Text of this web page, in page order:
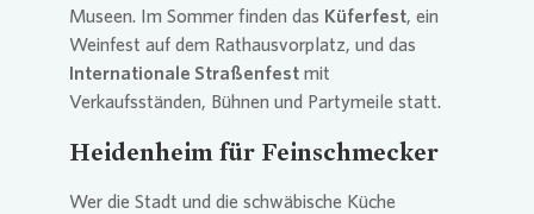
Museen. Im Sommer finden das Küferfest, ein
Weinfest auf dem Rathausvorplatz, und das
Internationale Straßenfest mit
Verkaufsständen, Bühnen und Partymeile statt.
Heidenheim für Feinschmecker
Wer die Stadt und die schwäbische Küche